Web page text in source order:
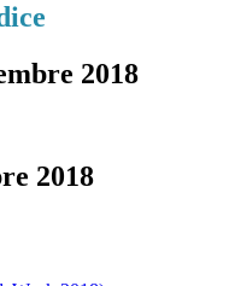
2018
2018